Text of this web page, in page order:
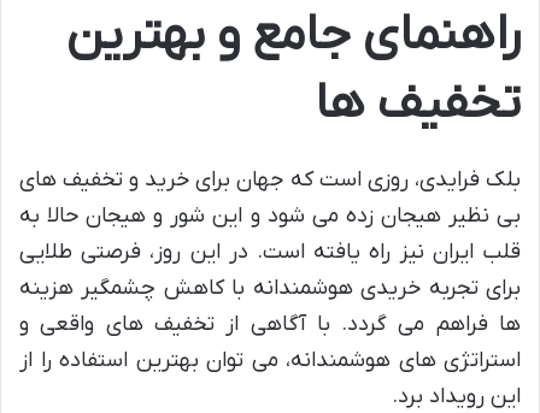
راهنمای جامع و بهترین
تخفیف ها
بلک فرایدی، روزی است که جهان برای خرید و تخفیف های
بی نظیر هیجان زده می شود و این شور و هیجان حالا به
قلب ایران نیز راه یافته است. در این روز، فرصتی طلایی
برای تجربه خریدی هوشمندانه با کاهش چشمگیر هزینه
ها فراهم می گردد. با آگاهی از تخفیف های واقعی و
استراتژی های هوشمندانه، می توان بهترین استفاده را از
این رویداد برد.